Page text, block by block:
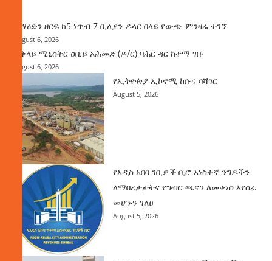
ከማዕድን ዘርፍ ከ5 ነጥብ 7 ቢሊየን ዶላር በላይ የውጭ ምንዛሬ ተገኘ
August 6, 2026
ጠቅላይ ሚኒስትር ዐቢይ አሕመድ (ዶ/ር) ባሕር ዳር ከተማ ገቡ
August 6, 2026
የኢትዮጵያ ኢኮኖሚ ከቡና ባሻገር
August 5, 2026
የአዲስ አበባ ገቢዎች ቢሮ አነስተኛ ንግዶችን
ለማበረታታትና የግብር ጫናን ለመቀነስ እየሰራ
መሆኑን ገለፀ
August 5, 2026